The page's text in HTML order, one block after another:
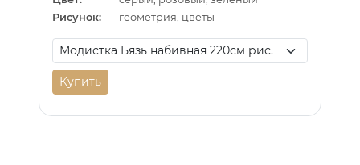
Рисунок:
геометрия, цветы
Купить